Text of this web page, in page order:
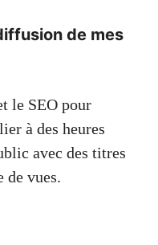
de mes
le SEO pour
à des heures
avec des titres
de vues.